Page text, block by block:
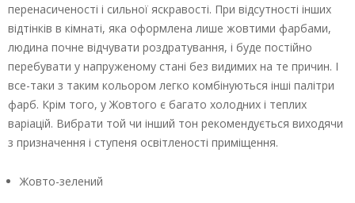
перенасиченості і сильної яскравості. При відсутності інших
відтінків в кімнаті, яка оформлена лише жовтими фарбами,
людина почне відчувати роздратування, і буде постійно
перебувати у напруженому стані без видимих на те причин. І
все-таки з таким кольором легко комбінуються інші палітри
фарб. Крім того, у Жовтого є багато холодних і теплих
варіацій. Вибрати той чи інший тон рекомендується виходячи
з призначення і ступеня освітленості приміщення.
Жовто-зелений